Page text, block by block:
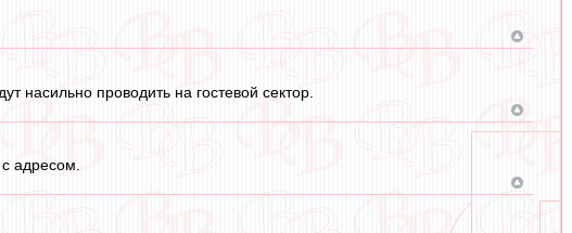
насильно проводить на гостевой сектор.
с адресом.